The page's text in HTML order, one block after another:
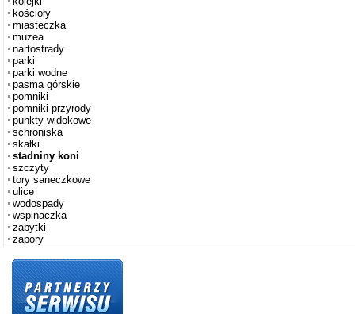
kościoły
miasteczka
muzea
nartostrady
parki
parki wodne
pasma górskie
pomniki
pomniki przyrody
punkty widokowe
schroniska
skałki
stadniny koni
szczyty
tory saneczkowe
ulice
wodospady
wspinaczka
zabytki
zapory